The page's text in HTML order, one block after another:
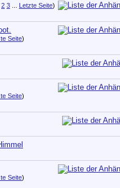
2 3 Letzte Seite)
Seite)
Seite)
Seite)